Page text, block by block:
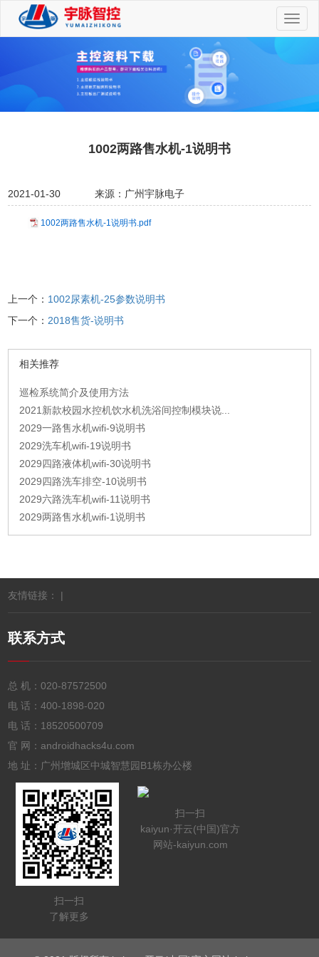
切
换
航
1002两路售水机-1说明书
2021-01-30 来源：广州宇脉电子
1002两路售水机-1说明书.pdf
上一个： 1002尿素机-25参数说明书
下一个：2018售货-说明书
相关推荐
巡检系统简介及使用方法
2021新款校园水控机饮水机洗浴间控制模块说...
2029一路售水机wifi-9说明书
2029洗车机wifi-19说明书
2029四路液体机wifi-30说明书
2029四路洗车排空-10说明书
2029六路洗车机wifi-11说明书
2029两路售水机wifi-1说明书
友情链接： |
联系方式
总 机：020-87572500
电 话：400-1898-020
电 话： 18520500709
官 网：androidhacks4u.com
地 址：广州增城区中城智慧园B1栋办公楼
扫一扫
了解更多
扫一扫
kaiyun·开云(中国)官方
网站-kaiyun.com